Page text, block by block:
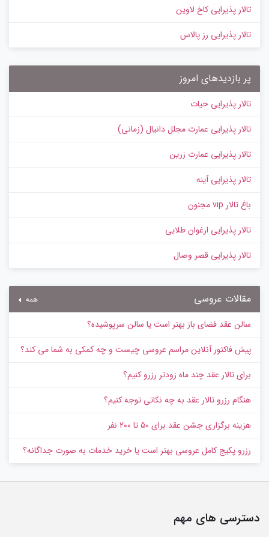
تالار پذیرایی کاخ لاوین
تالار پذیرایی رز پالاس
پر بازدیدهای امروز
تالار پذیرایی حیات
تالار پذیرایی عمارت مجلل دانیال (زمانی)
تالار پذیرایی عمارت زرین
تالار پذیرایی آینه
باغ تالار vip مجنون
تالار پذیرایی ارغوان طلایی
تالار پذیرایی قصر وصال
مقالات عروسی همه
سالن عقد فضای باز بهتر است یا سالن سرپوشیده؟
پیش‌ فاکتور آنلاین مراسم عروسی چیست و چه کمکی به شما می کند؟
برای تالار عقد چند ماه زودتر رزرو کنیم؟
هنگام رزرو تالار عقد به چه نکاتی توجه کنیم؟
هزینه برگزاری جشن عقد برای ۵۰ تا ۲۰۰ نفر
رزرو پکیج کامل عروسی بهتر است یا خرید خدمات به‌ صورت جداگانه؟
دسترسی های مهم